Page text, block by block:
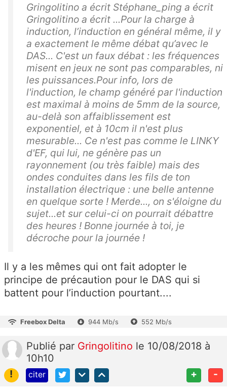
Gringolitino a écrit Stéphane_ping a écrit
Gringolitino a écrit ...Pour la charge à
induction, l’induction en général même, il y
a exactement le même débat qu’avec le
DAS... C'est un faux débat : les fréquences
misent en jeux ne sont pas comparables, ni
les puissances.Pour info, lors de
l'induction, le champ généré par l'induction
est maximal à moins de 5mm de la source,
au-delà son affaiblissement est
exponentiel, et à 10cm il n'est plus
mesurable... Ce n'est pas comme le LINKY
d'EF, qui lui, ne génère pas un
rayonnement (ou très faible) mais des
ondes conduites dans les fils de ton
installation électrique : une belle antenne
en quelque sorte ! Merde..., on s'éloigne du
sujet...et sur celui-ci on pourrait débattre
des heures ! Bonne journée à toi, je
décroche pour la journée !
Il y a les mêmes qui ont fait adopter le
principe de précaution pour le DAS qui si
battent pour l’induction pourtant....
Freebox Delta 944 Mb/s 552 Mb/s
Publié par Gringolitino le 10/08/2018 à
10h10
!
citer + -